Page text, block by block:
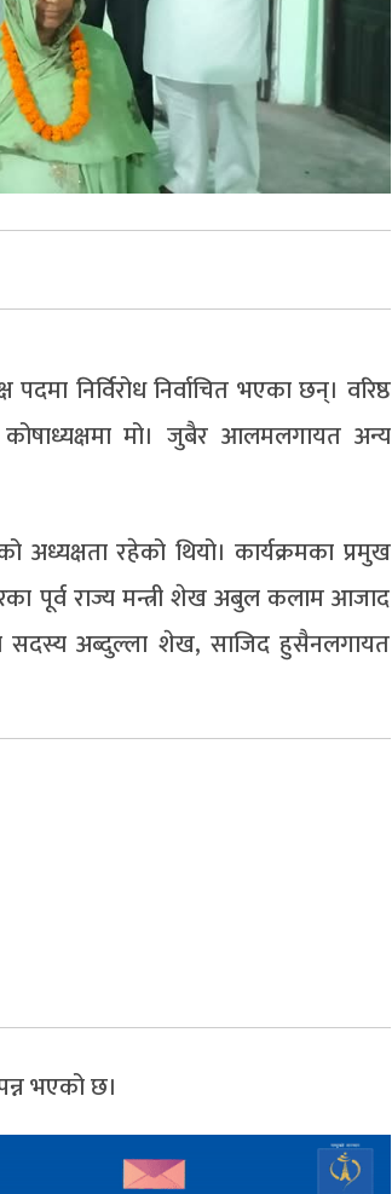
निर्विरोध निर्वाचित भएका छन्। वरिष्ठ
मो। जुबैर आलमलगायत अन्य
रहेको थियो। कार्यक्रमका प्रमुख
पूर्व राज्य मन्त्री शेख अबुल कलाम आजाद
सदस्य अब्दुल्ला शेख, साजिद हुसैनलगायत
भएको छ।